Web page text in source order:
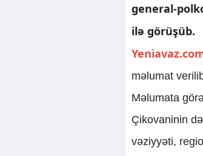
general-
ilə görüşüb.
məlumat
Məlumata
Çikovaninin
vəziyyəti,